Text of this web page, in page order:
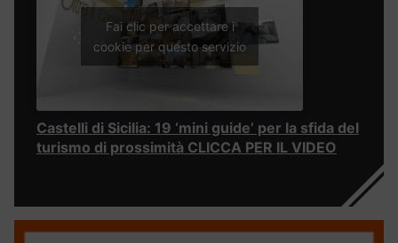
Fai clic per accettare i
cookie per questo servizio
Castelli di Sicilia: 19 ‘mini guide’ per la sfida del
turismo di prossimità CLICCA PER IL VIDEO